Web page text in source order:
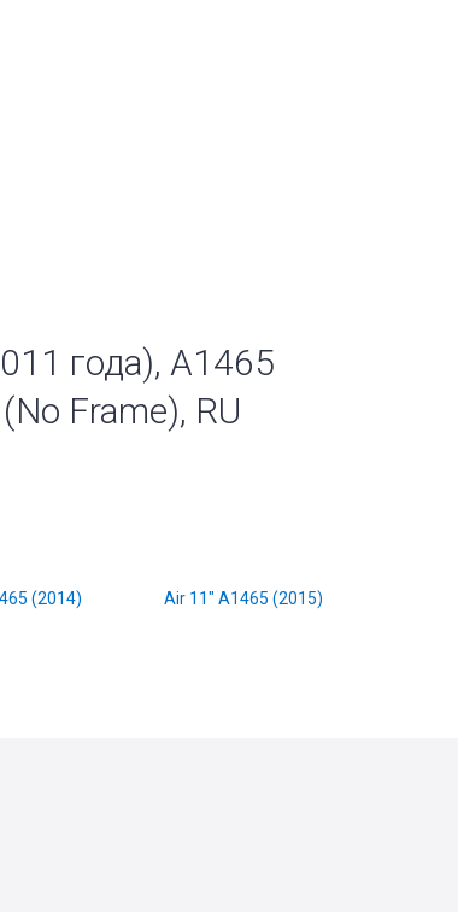
года), A1465
Frame), RU
(2014) Air 11" A1465 (2015)